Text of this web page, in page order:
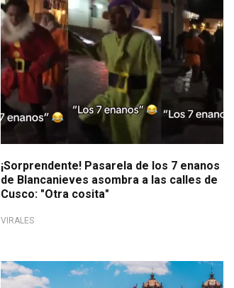
Tendencia en TikTok
¡Sorprendente! Pasarela de los 7 enanos
de Blancanieves asombra a las calles de
Cusco: "Otra cosita"
VIRALES
Orgullo nacional